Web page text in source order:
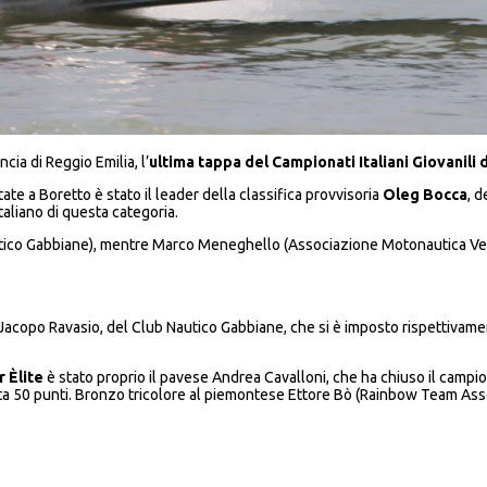
di Reggio Emilia, l’ultima tappa del Campionati Italiani Giovanili
a Boretto è stato il leader della classifica provvisoria Oleg Bocca,
di questa categoria.
Gabbiane), mentre Marco Meneghello (Associazione Motonautica
Ravasio, del Club Nautico Gabbiane, che si è imposto
Èlite è stato proprio il pavese Andrea Cavalloni, che ha chiuso il
50 punti. Bronzo tricolore al piemontese Ettore Bò (Rainbow Team